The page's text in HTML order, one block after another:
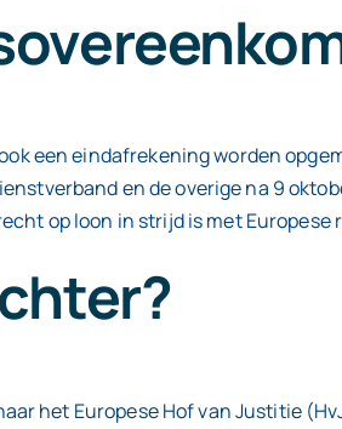
een eindafrekening worden
en de overige na 9
op loon in strijd is met Europese
het Europese Hof van Justitie